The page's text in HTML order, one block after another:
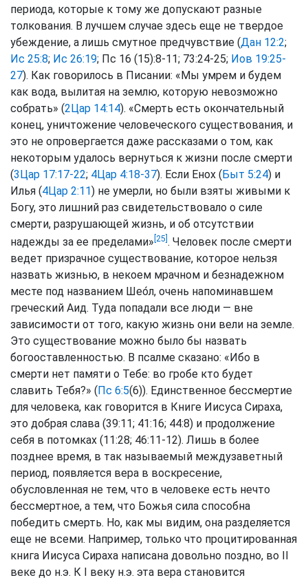
периода, которые к тому же допускают разные
толкования. В лучшем случае здесь еще не твердое
убеждение, а лишь смутное предчувствие (Дан 12:2;
Ис 25:8; Ис 26:19; Пс 16 (15):8-11; 73:24-25; Иов 19:25-
27). Как говорилось в Писании: «Мы умрем и будем
как вода, вылитая на землю, которую невозможно
собрать» (2Цар 14:14). «Смерть есть окончательный
конец, уничтожение человеческого существования, и
это не опровергается даже рассказами о том, как
некоторым удалось вернуться к жизни после смерти
(3Цар 17:17-22; 4Цар 4:18-37). Если Енох (Быт 5:24) и
Илья (4Цар 2:11) не умерли, но были взяты живыми к
Богу, это лишний раз свидетельствовало о силе
смерти, разрушающей жизнь, и об отсутствии
надежды за ее пределами» [25] . Человек после смерти
ведет призрачное существование, которое нельзя
назвать жизнью, в некоем мрачном и безнадежном
месте под названием Шео́л, очень напоминавшем
греческий Аид. Туда попадали все люди — вне
зависимости от того, какую жизнь они вели на земле.
Это существование можно было бы назвать
богооставленностью. В псалме сказано: «Ибо в
смерти нет памяти о Тебе: во гробе кто будет
славить Тебя?» ( Пс 6:5(6)). Единственное бессмертие
для человека, как говорится в Книге Иисуса Сираха,
это добрая слава (39:11; 41:16; 44:8) и продолжение
себя в потомках (11:28; 46:11-12). Лишь в более
позднее время, в так называемый междузаветный
период, появляется вера в воскресение,
обусловленная не тем, что в человеке есть нечто
бессмертное, а тем, что Божья сила способна
победить смерть. Но, как мы видим, она разделяется
еще не всеми. Например, только что процитированная
книга Иисуса Сираха написана довольно поздно, во II
веке до н.э. К I веку н.э. эта вера становится